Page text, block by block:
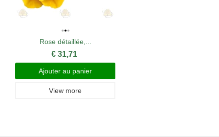
Rose détaillée,...
€ 31,71
Ajouter au panier
View more